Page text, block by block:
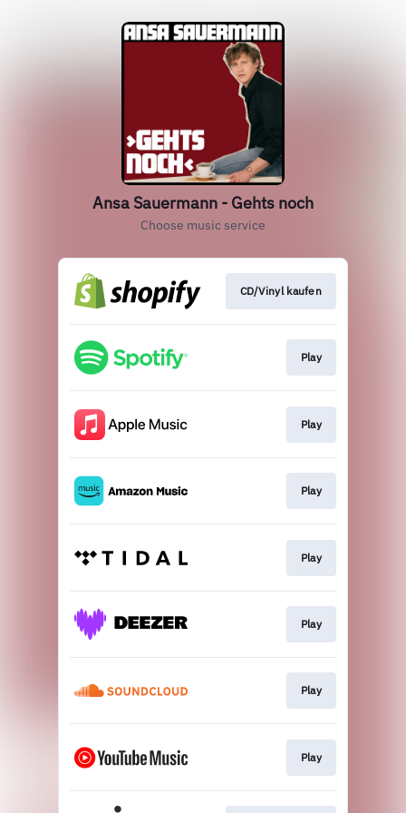
Ansa Sauermann - Gehts noch
Choose music service
CD/Vinyl kaufen
Play
Play
Play
Play
Play
Play
Play